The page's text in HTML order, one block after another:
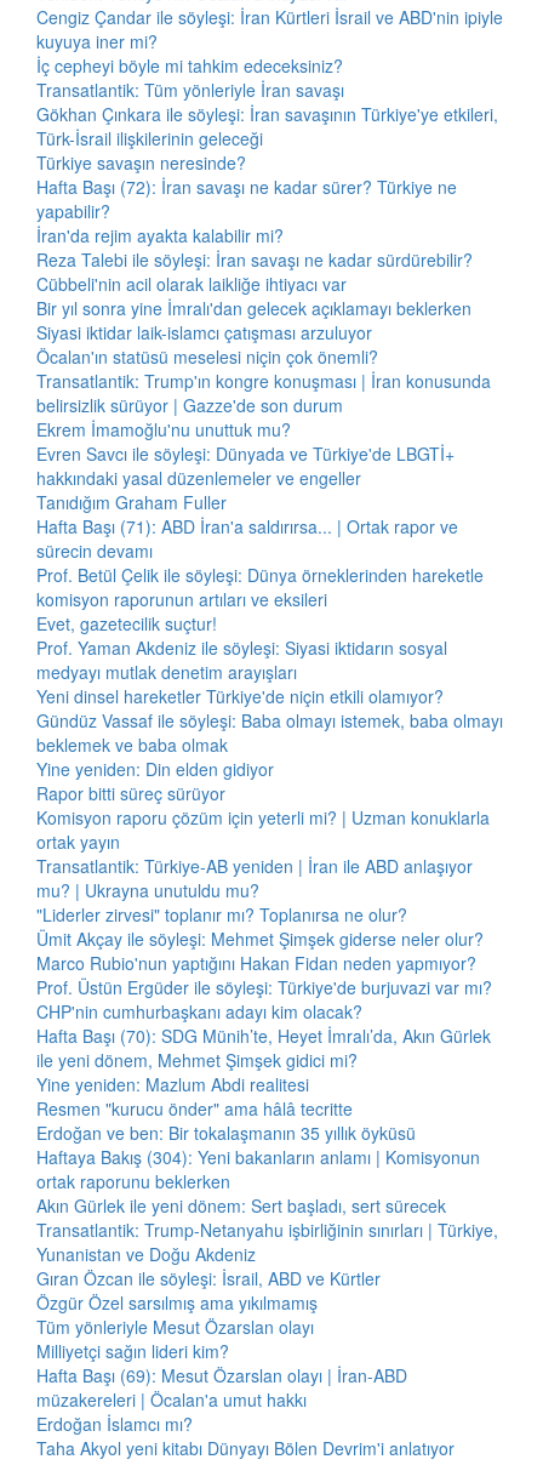
Cengiz Çandar ile söyleşi: İran Kürtleri İsrail ve ABD'nin ipiyle
kuyuya iner mi?
İç cepheyi böyle mi tahkim edeceksiniz?
Transatlantik: Tüm yönleriyle İran savaşı
Gökhan Çınkara ile söyleşi: İran savaşının Türkiye'ye etkileri,
Türk-İsrail ilişkilerinin geleceği
Türkiye savaşın neresinde?
Hafta Başı (72): İran savaşı ne kadar sürer? Türkiye ne
yapabilir?
İran'da rejim ayakta kalabilir mi?
Reza Talebi ile söyleşi: İran savaşı ne kadar sürdürebilir?
Cübbeli'nin acil olarak laikliğe ihtiyacı var
Bir yıl sonra yine İmralı'dan gelecek açıklamayı beklerken
Siyasi iktidar laik-islamcı çatışması arzuluyor
Öcalan'ın statüsü meselesi niçin çok önemli?
Transatlantik: Trump'ın kongre konuşması | İran konusunda
belirsizlik sürüyor | Gazze'de son durum
Ekrem İmamoğlu'nu unuttuk mu?
Evren Savcı ile söyleşi: Dünyada ve Türkiye'de LBGTİ+
hakkındaki yasal düzenlemeler ve engeller
Tanıdığım Graham Fuller
Hafta Başı (71): ABD İran'a saldırırsa... | Ortak rapor ve
sürecin devamı
Prof. Betül Çelik ile söyleşi: Dünya örneklerinden hareketle
komisyon raporunun artıları ve eksileri
Evet, gazetecilik suçtur!
Prof. Yaman Akdeniz ile söyleşi: Siyasi iktidarın sosyal
medyayı mutlak denetim arayışları
Yeni dinsel hareketler Türkiye'de niçin etkili olamıyor?
Gündüz Vassaf ile söyleşi: Baba olmayı istemek, baba olmayı
beklemek ve baba olmak
Yine yeniden: Din elden gidiyor
Rapor bitti süreç sürüyor
Komisyon raporu çözüm için yeterli mi? | Uzman konuklarla
ortak yayın
Transatlantik: Türkiye-AB yeniden | İran ile ABD anlaşıyor
mu? | Ukrayna unutuldu mu?
"Liderler zirvesi" toplanır mı? Toplanırsa ne olur?
Ümit Akçay ile söyleşi: Mehmet Şimşek giderse neler olur?
Marco Rubio'nun yaptığını Hakan Fidan neden yapmıyor?
Prof. Üstün Ergüder ile söyleşi: Türkiye'de burjuvazi var mı?
CHP'nin cumhurbaşkanı adayı kim olacak?
Hafta Başı (70): SDG Münih’te, Heyet İmralı’da, Akın Gürlek
ile yeni dönem, Mehmet Şimşek gidici mi?
Yine yeniden: Mazlum Abdi realitesi
Resmen "kurucu önder" ama hâlâ tecritte
Erdoğan ve ben: Bir tokalaşmanın 35 yıllık öyküsü
Haftaya Bakış (304): Yeni bakanların anlamı | Komisyonun
ortak raporunu beklerken
Akın Gürlek ile yeni dönem: Sert başladı, sert sürecek
Transatlantik: Trump-Netanyahu işbirliğinin sınırları | Türkiye,
Yunanistan ve Doğu Akdeniz
Gıran Özcan ile söyleşi: İsrail, ABD ve Kürtler
Özgür Özel sarsılmış ama yıkılmamış
Tüm yönleriyle Mesut Özarslan olayı
Milliyetçi sağın lideri kim?
Hafta Başı (69): Mesut Özarslan olayı | İran-ABD
müzakereleri | Öcalan'a umut hakkı
Erdoğan İslamcı mı?
Taha Akyol yeni kitabı Dünyayı Bölen Devrim'i anlatıyor